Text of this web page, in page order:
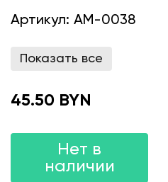
Артикул: AM-0038
Показать все
45.50 BYN
Нет в
наличии